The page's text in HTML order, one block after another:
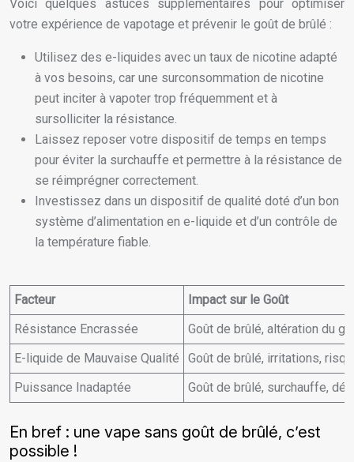
Voici quelques astuces supplémentaires pour optimiser
votre expérience de vapotage et prévenir le goût de brûlé :
Utilisez des e-liquides avec un taux de nicotine adapté
à vos besoins, car une surconsommation de nicotine
peut inciter à vapoter trop fréquemment et à
sursolliciter la résistance.
Laissez reposer votre dispositif de temps en temps
pour éviter la surchauffe et permettre à la résistance de
se réimprégner correctement.
Investissez dans un dispositif de qualité doté d’un bon
système d’alimentation en e-liquide et d’un contrôle de
la température fiable.
Facteur
Impact sur le Goût
Résistance Encrassée
Goût de brûlé, altération du
E-liquide de Mauvaise Qualité
Goût de brûlé, irritations,
Puissance Inadaptée
Goût de brûlé, surchauffe,
En bref : une vape sans goût de brûlé, c’est
possible !